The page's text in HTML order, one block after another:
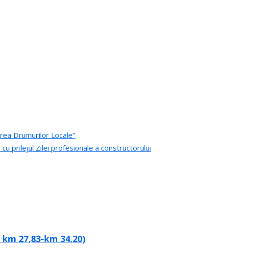
Drumurilor Locale’’
prilejul Zilei profesionale a constructorului
27,83-km 34,20)